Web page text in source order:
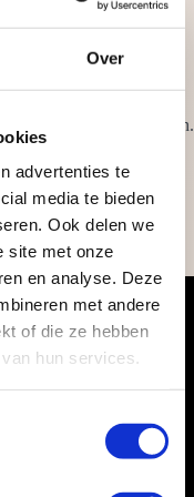
Over
advertenties te
media te bieden
Ook delen we
site met onze
en analyse. Deze
met andere
of die ze hebben
hun services.
bereikbaarheid en
voorkomen?
in kaart te brengen.
barista’s, meerdere